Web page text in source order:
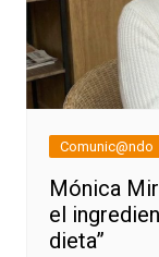
Comunic@ndo
Mónica
el
dieta”